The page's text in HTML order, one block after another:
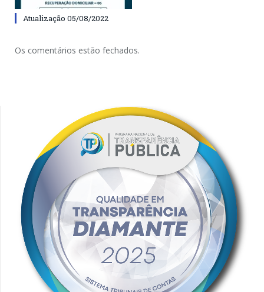
Atualização 05/08/2022
Os comentários estão fechados.